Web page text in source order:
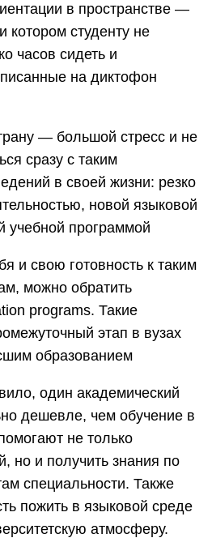
в пространстве —
студенту не
часов сидеть и
на диктофон
— большой стресс и не
сразу с таким
в своей жизни: резко
новой языковой
учебной программой
и свою готовность к таким
можно обратить
programs. Такие
этап в вузах
образованием
один академический
дешевле, чем обучение в
не только
но и получить знания по
специальности. Также
пожить в языковой среде
атмосферу.